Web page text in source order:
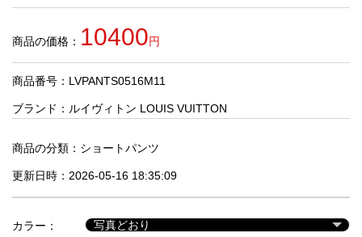
商
人
気
商
セ
ル
商品の価格： 10400円
商品番号：LVPANTS0516M11
ブランド： ルイヴィトン LOUIS VUITTON
商品の分類： ショートパンツ
更新日時：2026-05-16 18:35:09
カラー：